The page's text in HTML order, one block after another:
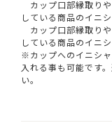
カップ口部縁取り
している商品のイニ
カップ口部縁取り
している商品のイニ
※カップへのイニシ
入れる事も可能です
い。